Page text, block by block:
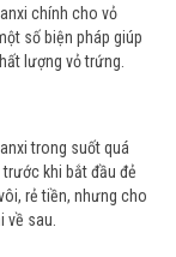
chính cho vỏ
số biện pháp giúp
lượng vỏ trứng.
trong suốt quá
khi bắt đầu đẻ
rẻ tiền, nhưng cho
sau.